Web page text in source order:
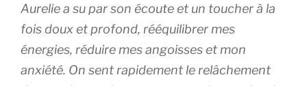
Aurelie a su par son écoute et un toucher à la
fois doux et profond, rééquilibrer mes
énergies, réduire mes angoisses et mon
anxiété. On sent rapidement le relâchement